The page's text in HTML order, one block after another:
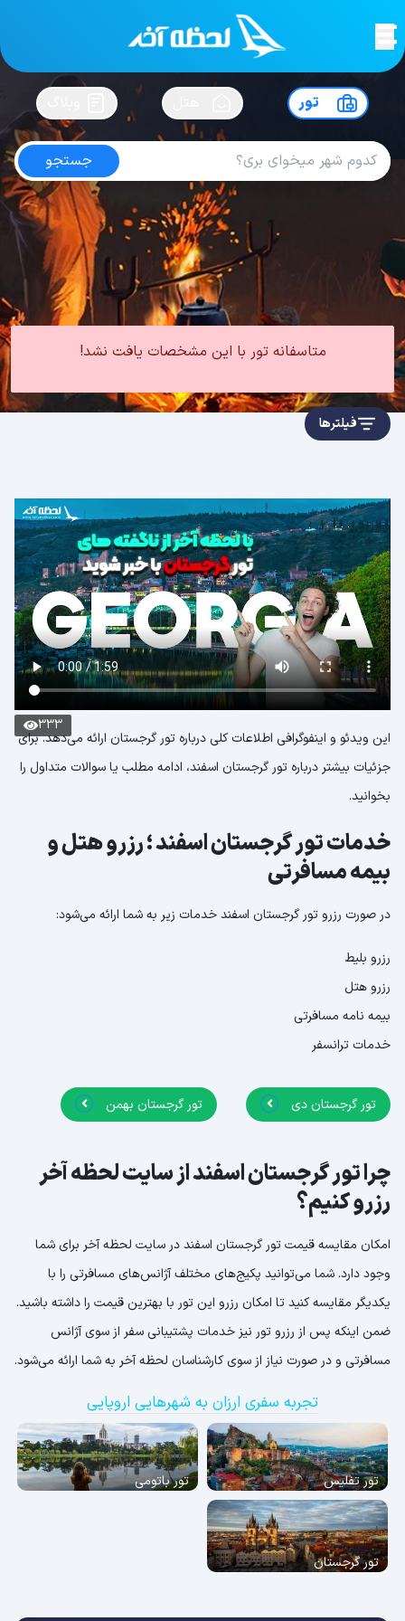
لحظه آخرسفرت رو بساز !
تور
جستجو
تور گرجستان اسفند
4.5 از5| از102 کاربر
تور گرجستان
تور گرجستان زمستان
متاسفانه تور با این مشخصات یافت نشد!
فیلترها
333
این ویدئو و اینفوگرافی اطلاعات کلی درباره تور گرجستان ارائه می‌دهد. برای
جزئیات بیشتر درباره تور گرجستان اسفند، ادامه مطلب یا سوالات متداول را
بخوانید.
خدمات تور گرجستان اسفند ؛ رزرو هتل و
بیمه مسافرتی
در صورت رزرو تور گرجستان اسفند خدمات زیر به شما ارائه می‌شود:
رزرو بلیط
رزرو هتل
بیمه نامه مسافرتی
خدمات ترانسفر
تور گرجستان دی تور گرجستان بهمن
چرا تور گرجستان اسفند از سایت لحظه آخر
رزرو کنیم؟
امکان مقایسه قیمت تور گرجستان اسفند در سایت لحظه آخر برای شما
وجود دارد. شما می‌توانید پکیج‌های مختلف آژانس‌های مسافرتی را با
یکدیگر مقایسه کنید تا امکان رزرو این تور با بهترین قیمت را داشته باشید.
ضمن اینکه پس از رزرو تور نیز خدمات پشتیبانی سفر از سوی آژانس
مسافرتی و در صورت نیاز از سوی کارشناسان لحظه آخر به شما ارائه می‌شود.
تجربه سفری ارزان به شهرهایی اروپایی
تور تفلیس تور باتومی
تور گرجستان